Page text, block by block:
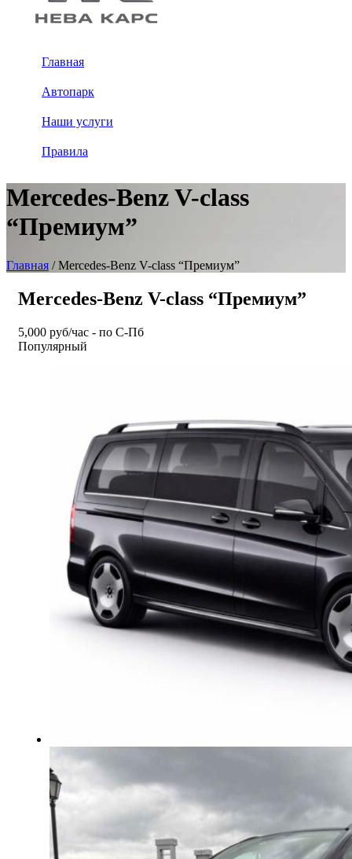
Главная
Автопарк
Наши услуги
Правила
Mercedes-Benz V-class
“Премиум”
Главная / Mercedes-Benz V-class “Премиум”
Mercedes-Benz V-class “Премиум”
5,000 руб/час - по С-Пб
Популярный